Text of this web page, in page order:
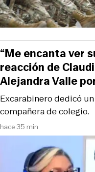
hace 35 min
Excarabinero dedicó
compañera de colegio.
“Me encanta ver
reacción de
Alejandra Valle